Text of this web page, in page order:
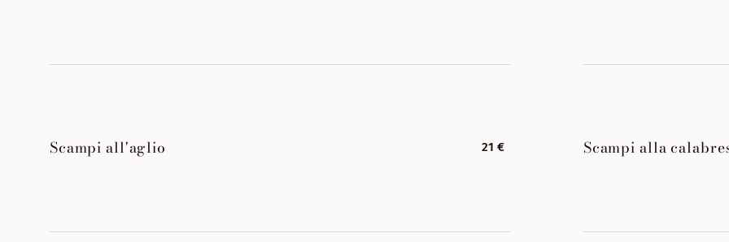
Scampi all'aglio 21 € Scampi alla